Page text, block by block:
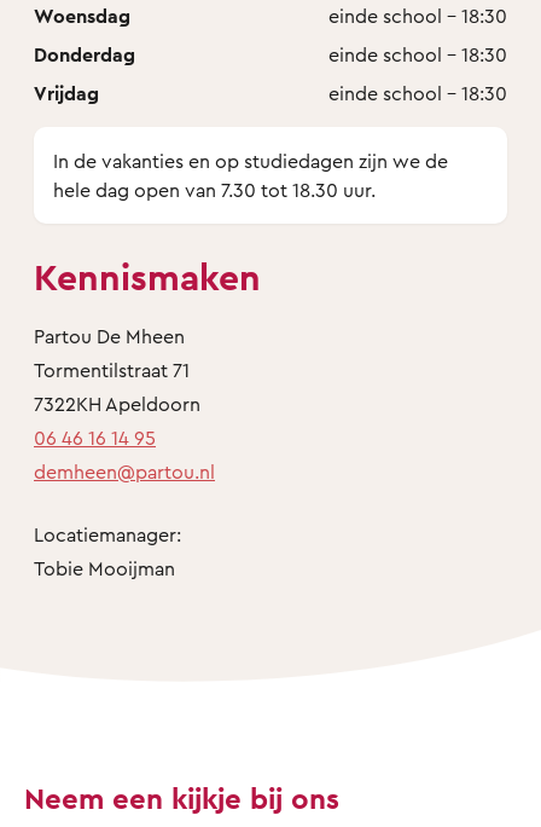
Woensdag
einde school - 18:30
Donderdag
einde school - 18:30
Vrijdag
einde school - 18:30
In de vakanties en op studiedagen zijn we de
hele dag open van 7.30 tot 18.30 uur.
Kennismaken
Partou De Mheen
Tormentilstraat 71
7322KH Apeldoorn
06 46 16 14 95
demheen@partou.nl
Locatiemanager:
Tobie Mooijman
Neem een kijkje bij ons